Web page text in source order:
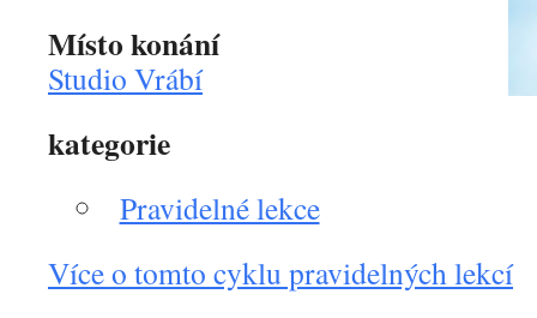
Místo konání
Studio Vrábí
kategorie
Pravidelné lekce
Více o tomto cyklu pravidelných lekcí